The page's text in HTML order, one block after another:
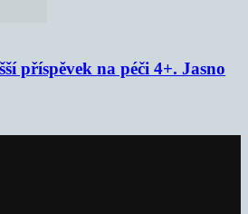
příspěvek na péči 4+. Jasno